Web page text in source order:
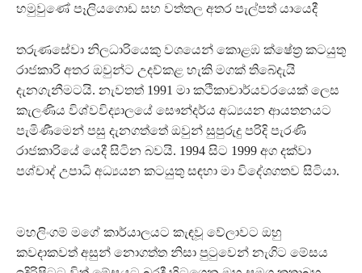
හමුවුණේ පෑලියගොඩ සහ වත්තල අතර පැල්පත් යායෙදී
තරුණසේවා නිලධාරියෙකු වශයෙන් කොළඹ ක්ෂේත්‍ර කටයුතු
රාජකාරි අතර ඔවුන්ට උදව්කළ හැකි මගක් තිබේදැයි
දැනගැනීමටයි. නැවතත් 1991 මා කථිකාචාර්යවරයෙක් ලෙස
කැලණිය විශ්වවිද්‍යාලයේ සෞන්දර්ය අධ්‍යයන ආයතනයට
පැමිණීමෙන් පසු දැනගත්තේ ඔවුන් සුපුරුදු පරිදි පැරණි
රාජකාරියේ යෙදී සිටින බවයි. 1994 සිට 1999 අග දක්වා
පශ්චාද් උපාධි අධ්‍යයන කටයුතු සඳහා මා විදේශගතව සිටියා.
මහලිංගම් මගේ කාර්යාලයට කැඳවූ වේලාවට ඔහු
කවදාකවත් අසුන් නොගත්ත නිසා පුටුවෙන් නැගිට මේසය